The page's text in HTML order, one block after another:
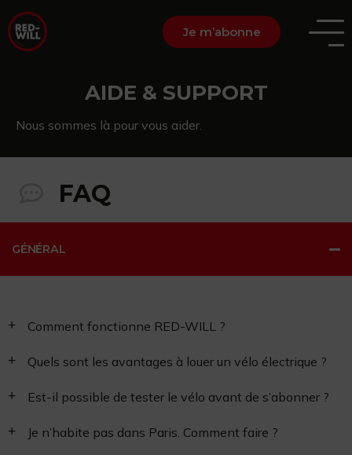
Je m’abonne
AIDE & SUPPORT
Nous sommes là pour vous aider.
FAQ
GÉNÉRAL
Comment fonctionne RED-WILL ?
Quels sont les avantages à louer un vélo électrique ?
Est-il possible de tester le vélo avant de s’abonner ?
Je n’habite pas dans Paris. Comment faire ?